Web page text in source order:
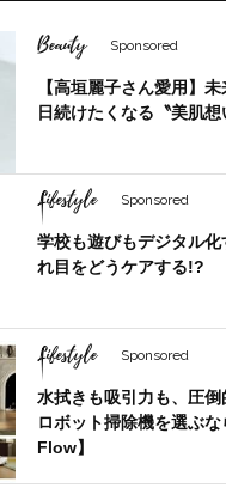
Beauty Sponsored
【高垣麗子さん愛用】
日続けたくなる〝美肌
Lifestyle Sponsored
学校も遊びもデジタル
れ目をどうケアする!?
Lifestyle Sponsored
水拭きも吸引力も、圧倒
ロボット掃除機を選ぶ
Flow】